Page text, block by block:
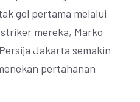
gol pertama melalui
mereka, Marko
Jakarta semakin
pertahanan